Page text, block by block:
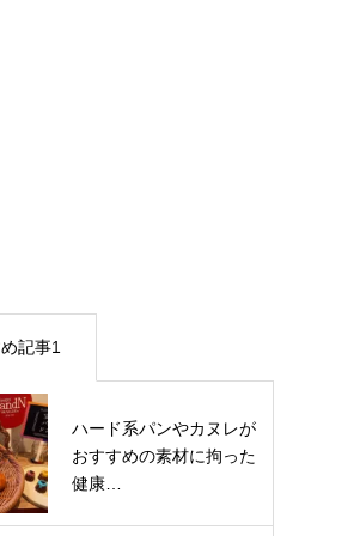
記事1
ハード系パンやカヌレが
おすすめの素材に拘った
健康…